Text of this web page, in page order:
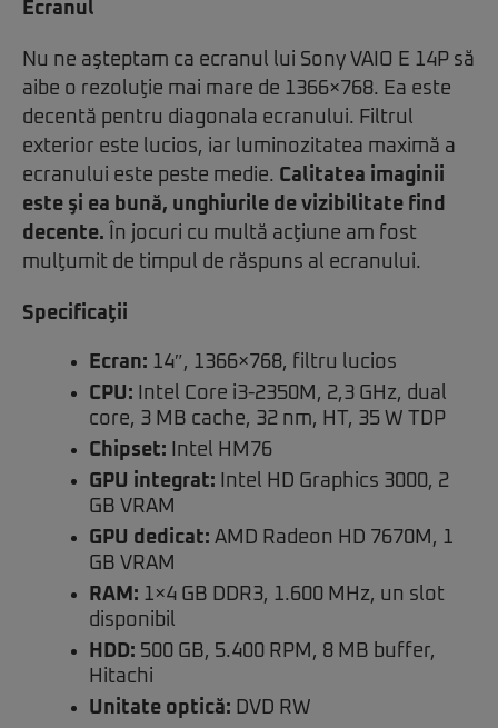
Ecranul
Nu ne aşteptam ca ecranul lui Sony VAIO E 14P să
aibe o rezoluţie mai mare de 1366×768. Ea este
decentă pentru diagonala ecranului. Filtrul
exterior este lucios, iar luminozitatea maximă a
ecranului este peste medie. Calitatea imaginii
este şi ea bună, unghiurile de vizibilitate find
decente. În jocuri cu multă acţiune am fost
mulţumit de timpul de răspuns al ecranului.
Specificaţii
Ecran: 14″, 1366×768, filtru lucios
CPU: Intel Core i3-2350M, 2,3 GHz, dual
core, 3 MB cache, 32 nm, HT, 35 W TDP
Chipset: Intel HM76
GPU integrat: Intel HD Graphics 3000, 2
GB VRAM
GPU dedicat: AMD Radeon HD 7670M, 1
GB VRAM
RAM: 1×4 GB DDR3, 1.600 MHz, un slot
disponibil
HDD: 500 GB, 5.400 RPM, 8 MB buffer,
Hitachi
Unitate optică: DVD RW